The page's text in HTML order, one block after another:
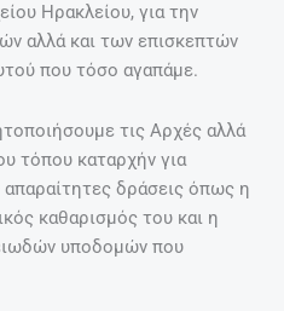
Ηρακλείου, για την
αλλά και των επισκεπτών
που τόσο αγαπάμε.
τις Αρχές αλλά
τόπου καταρχήν για
δράσεις όπως η
καθαρισμός του και η
υποδομών που